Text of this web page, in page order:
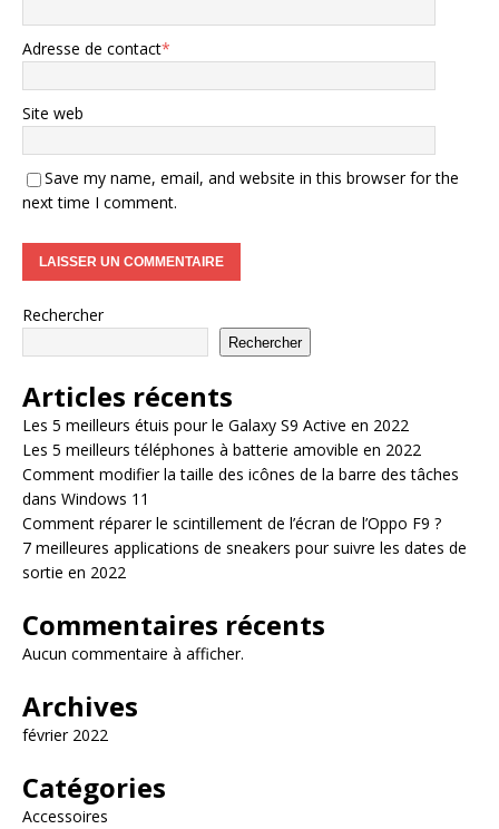
Adresse de contact*
Site web
Save my name, email, and website in this browser for the
next time I comment.
Rechercher
Rechercher
Articles récents
Les 5 meilleurs étuis pour le Galaxy S9 Active en 2022
Les 5 meilleurs téléphones à batterie amovible en 2022
Comment modifier la taille des icônes de la barre des tâches
dans Windows 11
Comment réparer le scintillement de l’écran de l’Oppo F9 ?
7 meilleures applications de sneakers pour suivre les dates de
sortie en 2022
Commentaires récents
Aucun commentaire à afficher.
Archives
février 2022
Catégories
Accessoires